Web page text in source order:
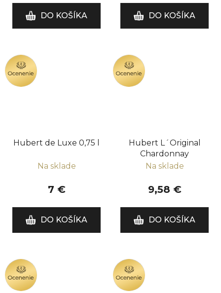
DO KOŠÍKA DO KOŠÍKA
OCENENIE
Hubert de Luxe 0,75 l
Na sklade
7 €
DO KOŠÍKA
OCENENIE
Hubert L´Original
Chardonnay
Na sklade
9,58 €
DO KOŠÍKA
OCENENIE OCENENIE